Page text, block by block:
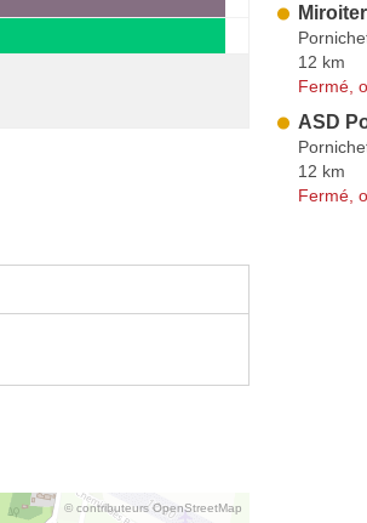
© contributeurs OpenStreetMap
12 km
Fermé,
ASD
12 km
Fermé,